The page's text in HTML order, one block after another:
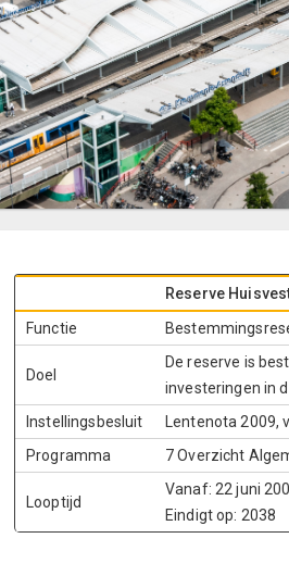
Reserve
Functie
Doel
De reserve is
investeringen in
Instellingsbesluit
Lentenota 2009,
Programma
7 Overzicht
Looptijd
Vanaf: 22 juni
Eindigt op: 2038